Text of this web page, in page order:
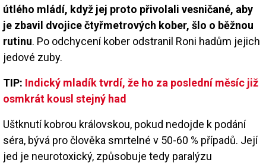
útlého mládí, když jej proto přivolali vesničané, aby
je zbavil dvojice čtyřmetrových kober, šlo o běžnou
rutinu. Po odchycení kober odstranil Roni hadům jejich
jedové zuby.
TIP: Indický mladík tvrdí, že ho za poslední měsíc již
osmkrát kousl stejný had
Uštknutí kobrou královskou, pokud nedojde k podání
séra, bývá pro člověka smrtelné v 50-60 % případů. Její
jed je neurotoxický, způsobuje tedy paralýzu